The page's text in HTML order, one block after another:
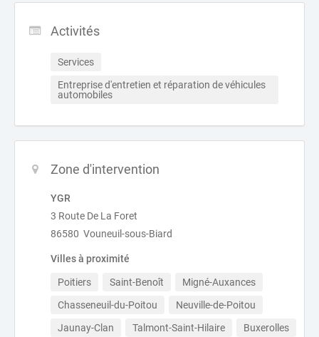
Activités
Services
Entreprise d'entretien et réparation de véhicules
automobiles
Zone d'intervention
YGR
3 Route De La Foret
86580 Vouneuil-sous-Biard
Villes à proximité
Poitiers Saint-Benoît
Migné-Auxances
Chasseneuil-du-Poitou
Neuville-de-Poitou
Jaunay-Clan
Talmont-Saint-Hilaire
Buxerolles